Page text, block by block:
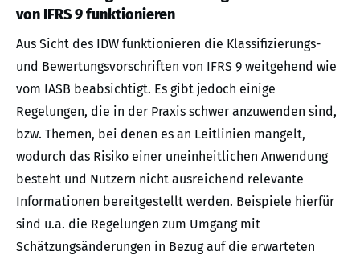
von IFRS 9 funktionieren
Aus Sicht des IDW funktionieren die Klassifizierungs-
und Bewertungsvorschriften von IFRS 9 weitgehend wie
vom IASB beabsichtigt. Es gibt jedoch einige
Regelungen, die in der Praxis schwer anzuwenden sind,
bzw. Themen, bei denen es an Leitlinien mangelt,
wodurch das Risiko einer uneinheitlichen Anwendung
besteht und Nutzern nicht ausreichend relevante
Informationen bereitgestellt werden. Beispiele hierfür
sind u.a. die Regelungen zum Umgang mit
Schätzungsänderungen in Bezug auf die erwarteten